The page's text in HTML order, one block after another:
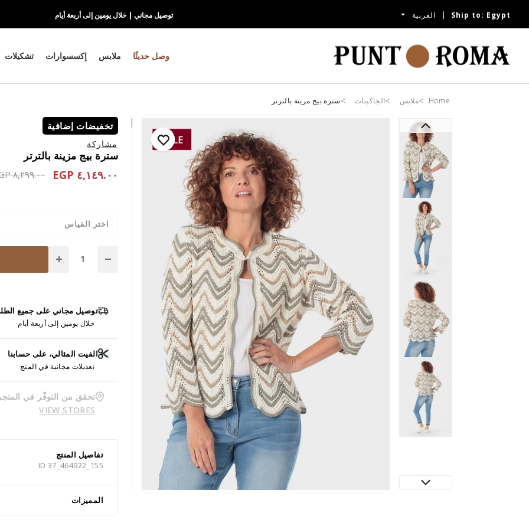
Ship to: Egypt العربية توصيل مجاني | خلال يومين إلى أربعة أيام
وصل حديثًا ملابس إكسسوارات تشكيلات
Home ملابس الجاكيتات سترة بيج مزينة بالترتر
تخفيضات إضافية
مشاركة
سترة بيج مزينة بالترتر
٤,١٤٩.٠٠ EGP from
٨,٢٩٩.٠٠ EGP
اختر القياس
توصيل مجاني على جميع
خلال يومين إلى أربعة أيام
الفيت المثالي، على حسابنا
تعديلات مجانية في المتج
تحقق من التوفّر في
VIEW STORES
تفاصيل المنتج
ID 37_464922_155
المميزات